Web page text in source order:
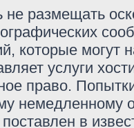
размещать
которые могут
услуги
право.
немедленному
в